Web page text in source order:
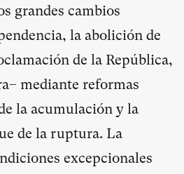
grandes cambios
la abolición de
de la República,
mediante reformas
la acumulación y la
de la ruptura. La
excepcionales